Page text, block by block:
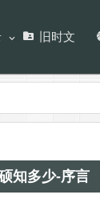
旧时文
知多少-序言